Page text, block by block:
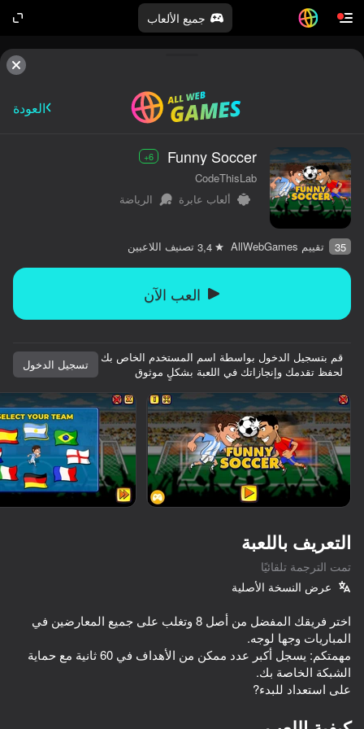
جميع الألعاب
تدوير الجهاز
هذه اللعبة تدعم اتجاه المناظر الطبيعية
فقط
العب
73
العودة
Funny Soccer
6+
CodeThisLab
ألعاب عابرة
الرياضة
35 تقييم AllWebGames 3,4 تصنيف اللاعبين
العب الآن
قم بتسجيل الدخول بواسطة اسم المستخدم الخاص بك
لحفظ تقدمك وإنجازاتك في اللعبة بشكلٍ موثوق
تسجيل الدخول
التعريف باللعبة
تمت الترجمة تلقائيًا
عرض النسخة الأصلية
اختر فريقك المفضل من أصل 8 وتغلب على جميع المعارضين في
مهمتكم: يسجل أكبر عدد ممكن من الأهداف في 60 ثانية مع حماية
على استعداد للبدء?